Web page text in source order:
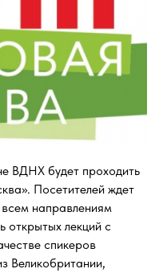
ВДНХ будет проходить
Посетителей ждет
направлениям
открытых лекций с
спикеров
Великобритании,